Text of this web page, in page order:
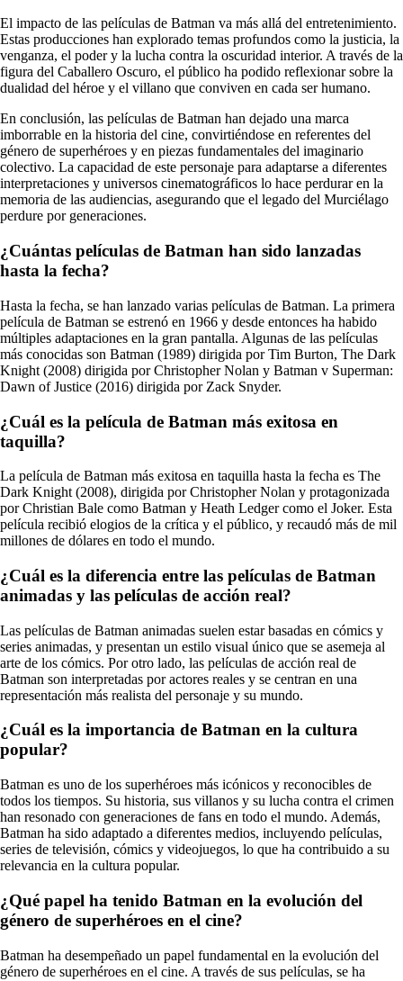
El impacto de las películas de Batman va más allá del entretenimiento.
Estas producciones han explorado temas profundos como la justicia, la
venganza, el poder y la lucha contra la oscuridad interior. A través de la
figura del Caballero Oscuro, el público ha podido reflexionar sobre la
dualidad del héroe y el villano que conviven en cada ser humano.
En conclusión, las películas de Batman han dejado una marca
imborrable en la historia del cine, convirtiéndose en referentes del
género de superhéroes y en piezas fundamentales del imaginario
colectivo. La capacidad de este personaje para adaptarse a diferentes
interpretaciones y universos cinematográficos lo hace perdurar en la
memoria de las audiencias, asegurando que el legado del Murciélago
perdure por generaciones.
¿Cuántas películas de Batman han sido lanzadas
hasta la fecha?
Hasta la fecha, se han lanzado varias películas de Batman. La primera
película de Batman se estrenó en 1966 y desde entonces ha habido
múltiples adaptaciones en la gran pantalla. Algunas de las películas
más conocidas son Batman (1989) dirigida por Tim Burton, The Dark
Knight (2008) dirigida por Christopher Nolan y Batman v Superman:
Dawn of Justice (2016) dirigida por Zack Snyder.
¿Cuál es la película de Batman más exitosa en
taquilla?
La película de Batman más exitosa en taquilla hasta la fecha es The
Dark Knight (2008), dirigida por Christopher Nolan y protagonizada
por Christian Bale como Batman y Heath Ledger como el Joker. Esta
película recibió elogios de la crítica y el público, y recaudó más de mil
millones de dólares en todo el mundo.
¿Cuál es la diferencia entre las películas de Batman
animadas y las películas de acción real?
Las películas de Batman animadas suelen estar basadas en cómics y
series animadas, y presentan un estilo visual único que se asemeja al
arte de los cómics. Por otro lado, las películas de acción real de
Batman son interpretadas por actores reales y se centran en una
representación más realista del personaje y su mundo.
¿Cuál es la importancia de Batman en la cultura
popular?
Batman es uno de los superhéroes más icónicos y reconocibles de
todos los tiempos. Su historia, sus villanos y su lucha contra el crimen
han resonado con generaciones de fans en todo el mundo. Además,
Batman ha sido adaptado a diferentes medios, incluyendo películas,
series de televisión, cómics y videojuegos, lo que ha contribuido a su
relevancia en la cultura popular.
¿Qué papel ha tenido Batman en la evolución del
género de superhéroes en el cine?
Batman ha desempeñado un papel fundamental en la evolución del
género de superhéroes en el cine. A través de sus películas, se ha